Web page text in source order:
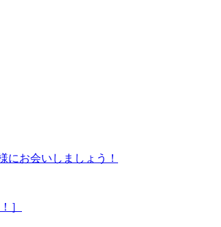
にお会いしましょう！
］